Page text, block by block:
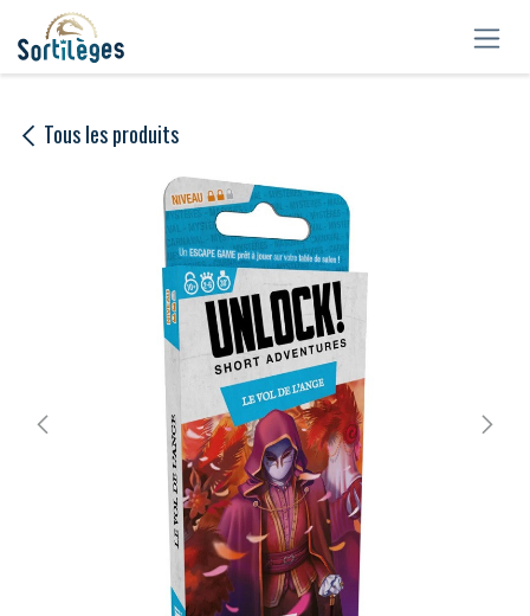
Se rendre au contenu
Tous les produits